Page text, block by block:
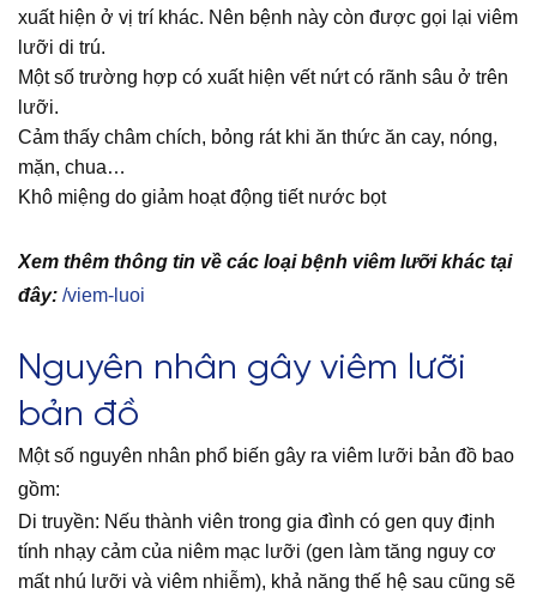
xuất hiện ở vị trí khác. Nên bệnh này còn được gọi lại viêm
lưỡi di trú.
Một số trường hợp có xuất hiện vết nứt có rãnh sâu ở trên
lưỡi.
Cảm thấy châm chích, bỏng rát khi ăn thức ăn cay, nóng,
mặn, chua…
Khô miệng do giảm hoạt động tiết nước bọt
Xem thêm thông tin về các loại bệnh viêm lưỡi khác tại
đây: /viem-luoi
Nguyên nhân gây viêm lưỡi
bản đồ
Một số nguyên nhân phổ biến gây ra viêm lưỡi bản đồ bao
gồm:
Di truyền: Nếu thành viên trong gia đình có gen quy định
tính nhạy cảm của niêm mạc lưỡi (gen làm tăng nguy cơ
mất nhú lưỡi và viêm nhiễm), khả năng thế hệ sau cũng sẽ